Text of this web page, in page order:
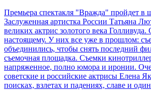
Премьера спектакля "Вражда" пройдет в
Заслуженная артистка России Татьяна
великих актрис золотого века
настоящему. У них все уже в прошлом:
объединились, чтобы снять последний
съемочная площадка. Съемки
напряженное, полно юмора и иронии.
советские и российские актрисы Елена
поисках, взлетах и падениях, славе и